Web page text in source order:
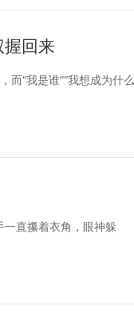
握回来
而“我是谁”“我想成为什么
直攥着衣角，眼神躲